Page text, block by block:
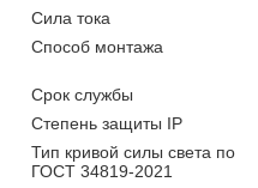
Сила тока
Способ монтажа
Срок службы
Степень защиты IP
Тип кривой силы света по
ГОСТ 34819-2021